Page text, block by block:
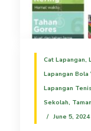
Cat Lapangan,
Lapangan Bola
Lapangan Tenis
Sekolah,
June 5, 2024